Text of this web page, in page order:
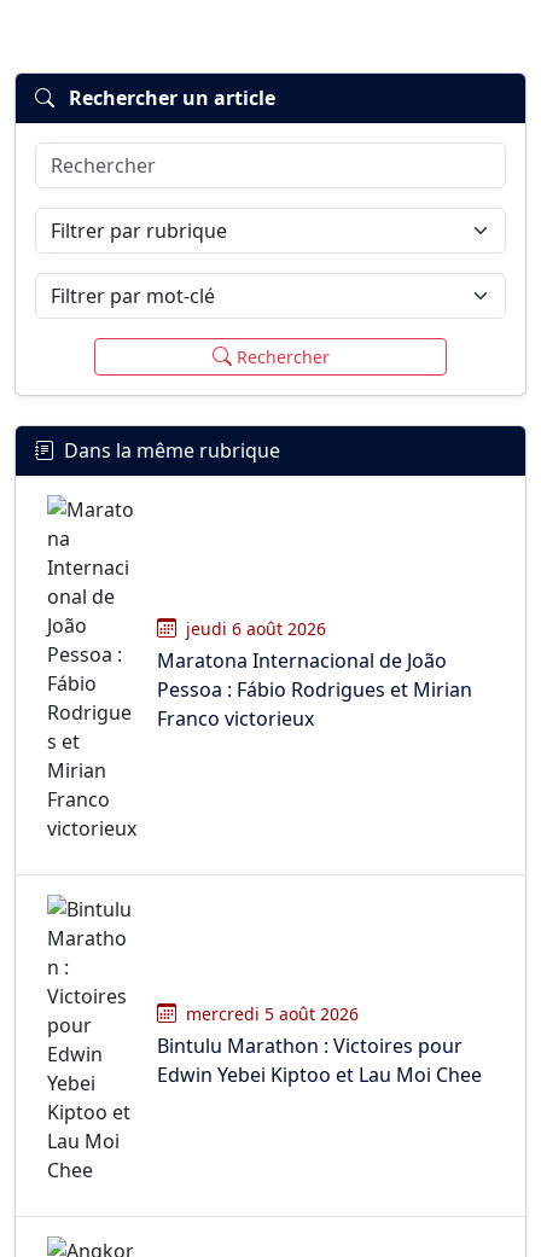
Connexion
Rechercher un article
Rechercher
Filtrer par rubrique
Filtrer par mot-clé
Rechercher
Dans la même rubrique
jeudi 6 août 2026
Maratona Internacional de João
Pessoa : Fábio Rodrigues et Mirian
Franco victorieux
mercredi 5 août 2026
Bintulu Marathon : Victoires pour
Edwin Yebei Kiptoo et Lau Moi Chee